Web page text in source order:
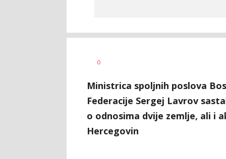
AUTOR
0
Ministrica spoljnih poslova
Federacije Sergej Lavrov
o odnosima dvije zemlje, ali i
Hercegovin